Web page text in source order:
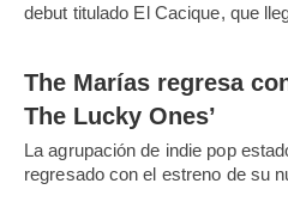
debut titulado El Cacique, que
The Marías regresa
The Lucky Ones’
La agrupación de indie pop
regresado con el estreno de su